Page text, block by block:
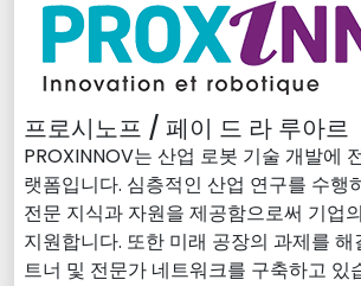
프로시노프 / 페이 드 라 루아르
PROXINNOV는 산업 로봇 기술 개발에
랫폼입니다. 심층적인 산업 연구를 수행
전문 지식과 자원을 제공함으로써 기업
지원합니다. 또한 미래 공장의 과제를
트너 및 전문가 네트워크를 구축하고 있